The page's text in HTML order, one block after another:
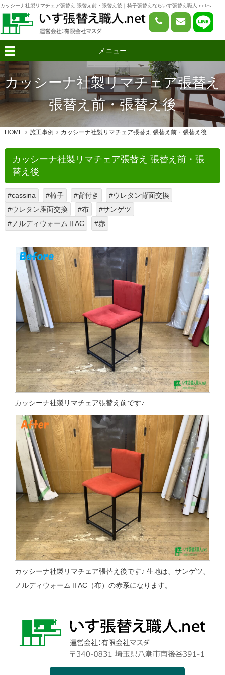
カッシーナ社製リマチェア張替え 張替え前・張替え後｜椅子張替えならいす張替え職人.netへ
メニュー
カッシーナ社製リマチェア張替え
張替え前・張替え後
HOME 施工事例 カッシーナ社製リマチェア張替え 張替え前・張替え後
カッシーナ社製リマチェア張替え 張替え前・張
替え後
#cassina #椅子 #背付き
#ウレタン背面交換
#ウレタン座面交換
#布
#サンゲツ
#ノルディウォームⅡAC
#赤
カッシーナ社製リマチェア張替え前です♪
カッシーナ社製リマチェア張替え後です♪ 生地は、サンゲツ、
ノルディウォームⅡAC（布）の赤系になります。